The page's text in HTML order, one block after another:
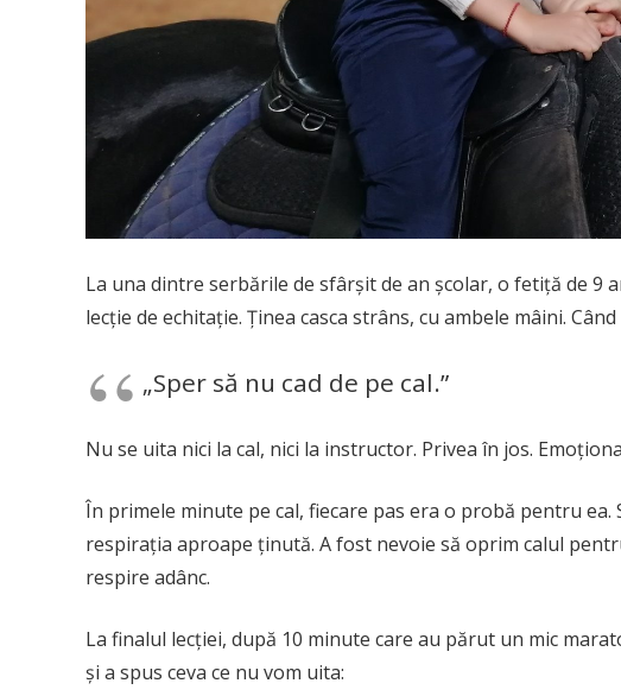
La una dintre serbările de sfârșit de an școlar, o fetiță de 9
lecție de echitație. Ținea casca strâns, cu ambele mâini.
„Sper să nu cad de pe cal.”
Nu se uita nici la cal, nici la instructor. Privea în jos.
În primele minute pe cal, fiecare pas era o probă pentru ea.
respirația aproape ținută. A fost nevoie să oprim calul
respire adânc.
La finalul lecției, după 10 minute care au părut un mic
și a spus ceva ce nu vom uita: